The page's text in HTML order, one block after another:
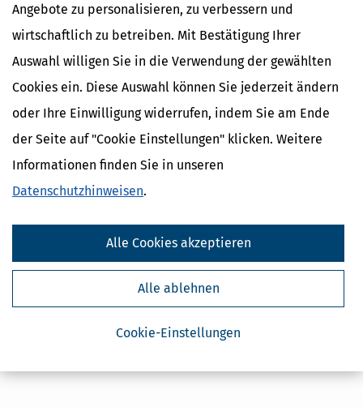
Angebote zu personalisieren, zu verbessern und
wirtschaftlich zu betreiben. Mit Bestätigung Ihrer
Auswahl willigen Sie in die Verwendung der gewählten
Cookies ein. Diese Auswahl können Sie jederzeit ändern
oder Ihre Einwilligung widerrufen, indem Sie am Ende
der Seite auf "Cookie Einstellungen" klicken. Weitere
Informationen finden Sie in unseren
Datenschutzhinweisen.
Cookie-Einstellungen
Alle ablehnen
Alle Cookies akzeptieren